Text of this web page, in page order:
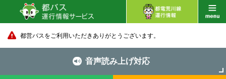
都営バスをご利用いただきありがとうございます。
音声読み上げ対応